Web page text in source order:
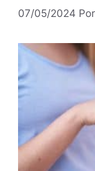
07/05/2024 Por